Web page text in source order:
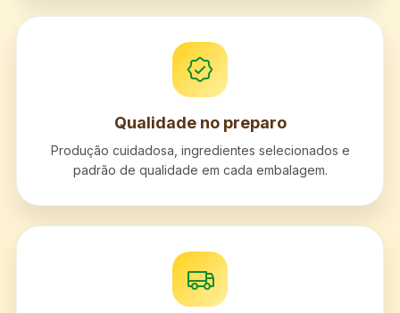
Qualidade no preparo
Produção cuidadosa, ingredientes selecionados e
padrão de qualidade em cada embalagem.